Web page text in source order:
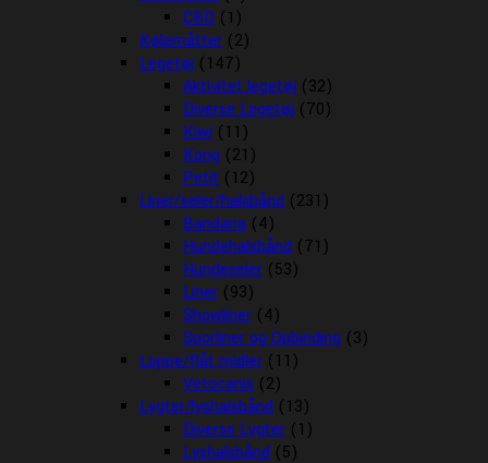
CBD (1)
Kølemåtter (2)
Legetøj (147)
Aktivitet legetøj (32)
Diverse Legetøj (70)
Kiwi (11)
Kong (21)
Petit (12)
Liner/seler/halsbånd (231)
Bandana (4)
Hundehalsbånd (71)
Hundeseler (53)
Liner (93)
Showliner (4)
Sporliner og Opbinding (3)
Loppe/flåt midler (11)
Vetocanis (2)
Lygter/lyshalsbånd (13)
Diverse Lygter (1)
Lyshalsbånd (5)